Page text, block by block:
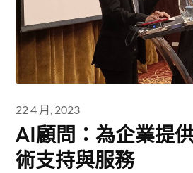
22 4 月, 2023
AI顧問：為企業提
術支持與服務